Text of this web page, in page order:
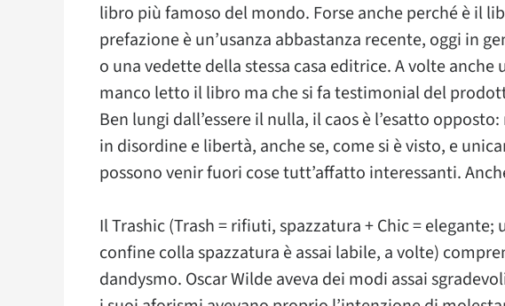
libro più famoso del mondo. Forse anche perché è il
prefazione è un’usanza abbastanza recente, oggi in
o una vedette della stessa casa editrice. A volte
manco letto il libro ma che si fa testimonial del
Ben lungi dall’essere il nulla, il caos è l’esatto
in disordine e libertà, anche se, come si è visto, e
possono venir fuori cose tutt’affatto interessanti.
Il Trashic (Trash = rifiuti, spazzatura + Chic = elegante;
confine colla spazzatura è assai labile, a volte)
dandysmo. Oscar Wilde aveva dei modi assai